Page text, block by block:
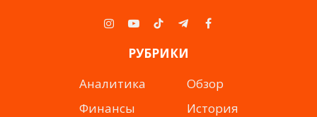
Instagram
YouTubeTikTokTelegramFacebook
РУБРИКИ
Аналитика
Финансы
Обзор
История